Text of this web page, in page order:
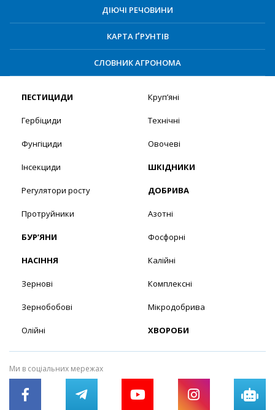
ДІЮЧІ РЕЧОВИНИ
КАРТА ҐРУНТІВ
СЛОВНИК АГРОНОМА
ПЕСТИЦИДИ
Гербіциди
Фунгіциди
Інсекциди
Регулятори росту
Протруйники
БУР’ЯНИ
НАСІННЯ
Зернові
Зернобобові
Олійні
Круп’яні
Технічні
Овочеві
ШКІДНИКИ
ДОБРИВА
Азотні
Фосфорні
Калійні
Комплексні
Мікродобрива
ХВОРОБИ
Ми в соціальних мережах